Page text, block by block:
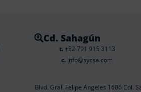
Cd. Sahagún
t.+52 791 915 3113
c. info@sycsa.com
Blvd. Gral. Felipe Angeles 1606 Col.